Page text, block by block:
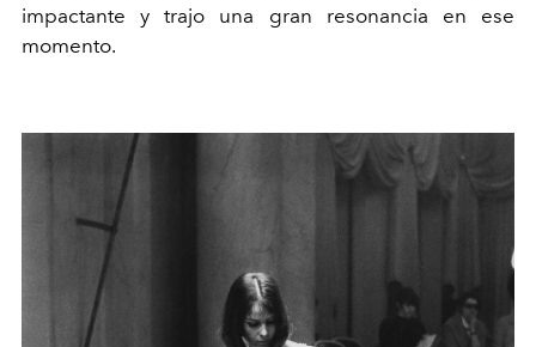
impactante y trajo una gran resonancia en ese
momento.